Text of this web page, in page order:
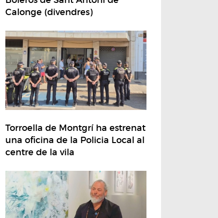
Calonge (divendres)
Torroella de Montgrí ha estrenat
una oficina de la Policia Local al
centre de la vila